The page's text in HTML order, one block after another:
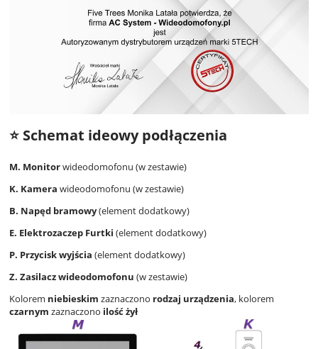
⭐ Schemat ideowy podłączenia
M. Monitorwideodomofonu (w zestawie)
K. Kamera wideodomofonu (w zestawie)
B. Napęd bramowy(element dodatkowy)
E. Elektrozaczep Furtki (element dodatkowy)
P. Przycisk wyjścia (element dodatkowy)
Z. Zasilacz wideodomofonu (w zestawie)
Kolorem niebieskim zaznaczono rodzaj urządzenia, kolorem
czarnym zaznaczono ilość żył